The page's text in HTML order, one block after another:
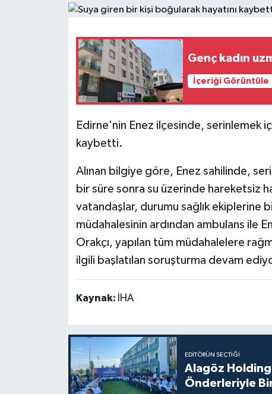
Genç kadın
İçeriği Görüntüle
Edirne'nin Enez ilçesinde, serinlemek
kaybetti.
Alınan bilgiye göre, Enez sahilinde,
bir süre sonra su üzerinde hareketsiz
vatandaşlar, durumu sağlık ekiplerine
müdahalesinin ardından ambulans ile
Orakçı, yapılan tüm müdahalelere
ilgili başlatılan soruşturma devam
Kaynak: İHA
EDITÖRÜN SEÇTIĞI
Alagöz Holding
Önderleriyle
Haber Arşivi